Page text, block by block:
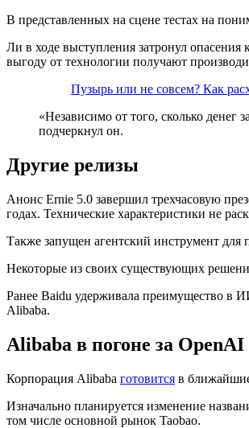
В представленных на сцене тестах на
Ли в ходе выступления затронул опасения
выгоду от технологии получают
Пузырь или не совсем? Как
«Независимо от того, сколько
подчеркнул он.
Другие релизы
Анонс Ernie 5.0 завершил трехчасовую
годах. Технические характеристики не
Также запущен агентский инструмент
Некоторые из своих существующих
Ранее Baidu удерживала преимущество в
Alibaba.
Alibaba в погоне за OpenAI
Корпорация Alibaba готовится в
Изначально планируется изменение
том числе основной рынок Taobao.